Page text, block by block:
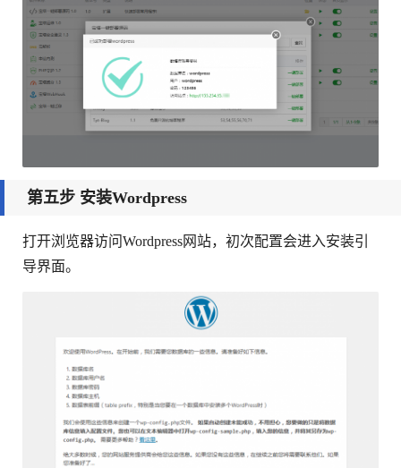
第五步 安装Wordpress
打开浏览器访问Wordpress网站，初次配置会进入安装引
导界面。